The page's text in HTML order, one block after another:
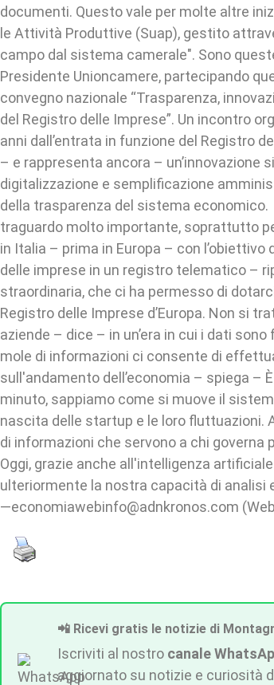
documenti. Questo vale per molte altre
le Attività Produttive (Suap), gestito
campo dal sistema camerale". Sono
Presidente Unioncamere, partecipando
convegno nazionale “Trasparenza,
del Registro delle Imprese”. Un incontro
anni dall’entrata in funzione del Registro
– e rappresenta ancora – un’innovazione
digitalizzazione e semplificazione
della trasparenza del sistema
traguardo molto importante, soprattutto
in Italia – prima in Europa – con
delle imprese in un registro telematico –
straordinaria, che ci ha permesso di
Registro delle Imprese d’Europa. Non si
aziende – dice – in un’era in cui i dati
mole di informazioni ci consente di
sull'andamento dell’economia – spiega –
minuto, sappiamo come si muove il
nascita delle startup e le loro fluttuazioni.
di informazioni che servono a chi governa
Oggi, grazie anche all'intelligenza
ulteriormente la nostra capacità di analisi
—economiawebinfo@adnkronos.com
📲 Ricevi gratis le notizie di
Iscriviti al nostro canale
aggiornato su notizie e curiosità